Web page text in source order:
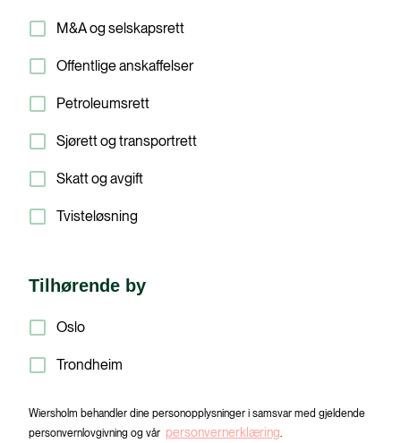
M&A og selskapsrett
Offentlige anskaffelser
Petroleumsrett
Sjørett og transportrett
Skatt og avgift
Tvisteløsning
Tilhørende by
Oslo
Trondheim
Wiersholm behandler dine personopplysninger i samsvar med gjeldende
personvernlovgivning og vår personvernerklæring.